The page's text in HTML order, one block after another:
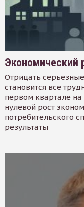
Экономический
Отрицать
становится все
первом квартале на
нулевой рост
потребительского
результаты